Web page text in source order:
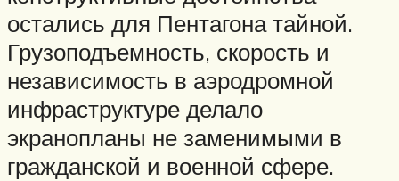
остались для Пентагона тайной.
Грузоподъемность, скорость и
независимость в аэродромной
инфраструктуре делало
экранопланы не заменимыми в
гражданской и военной сфере.